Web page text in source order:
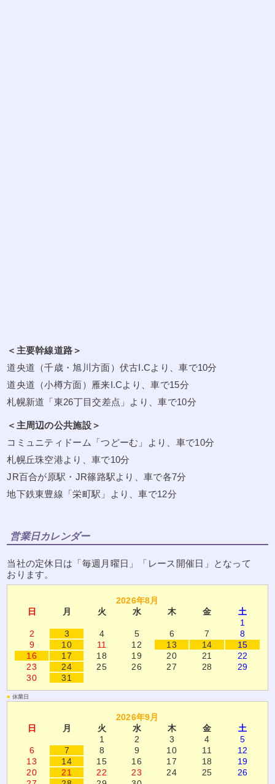
＜主要幹線道路＞
道央道（千歳・旭川方面）伏古I.Cより、車で10分
道央道（小樽方面）雁来I.Cより、車で15分
札幌新道「東26丁目交差点」より、車で10分
＜主周辺の公共施設＞
コミュニティドーム「つどーむ」より、車で10分
札幌丘珠空港より、車で10分
JR百合が原駅・JR篠路駅より、車で各7分
地下鉄東豊線「栄町駅」より、車で12分
営業日カレンダー
当社の定休日は「毎週月曜日」「レース開催日」となって
おります。
2026年8月
日
月 火 水 木 金
土
1
2
3 4 5 6 7
8
9
10 11 12 13 14
15
16
17 18 19 20 21
22
23
24 25 26 27 28
29
30
31
■ 休業日
2026年9月
日
月 火 水 木 金
土
1
2 3 4
5
6
7 8 9 10 11
12
13
14 15 16 17 18
19
20
21 22 23 24 25
26